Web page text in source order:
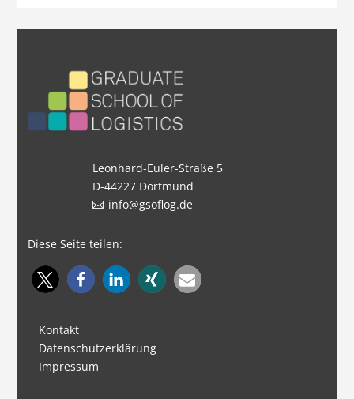
Leonhard-Euler-Straße 5
D-44227 Dortmund
info@gsoflog.de
Diese Seite teilen:
Kontakt
Datenschutzerklärung
Impressum